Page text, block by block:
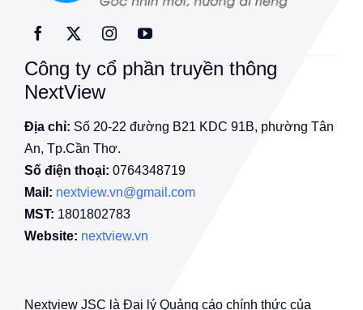
Công ty cổ phần truyền thông
NextView
Địa chỉ: Số 20-22 đường B21 KDC 91B, phường Tân
An, Tp.Cần Thơ.
Số điện thoại: 0764348719
Mail: nextview.vn@gmail.com
MST: 1801802783
Website: nextview.vn
Nextview JSC là Đại lý Quảng cáo chính thức của